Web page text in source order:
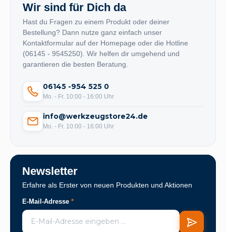
Wir sind für Dich da
Hast du Fragen zu einem Produkt oder deiner
Bestellung? Dann nutze ganz einfach unser
Kontaktformular auf der Homepage oder die Hotline
(06145 - 9545250). Wir helfen dir umgehend und
garantieren die besten Beratung.
06145 -954 525 0
Mo. - Fr. 10:00 - 16:00 Uhr
info@werkzeugstore24.de
Mo. - Fr. 10:00 - 16:00 Uhr
Newsletter
Erfahre als Erster von neuen Produkten und Aktionen
E-Mail-Adresse *